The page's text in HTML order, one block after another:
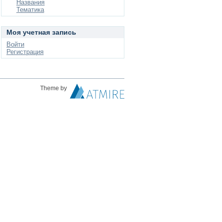
Названия
Тематика
Моя учетная запись
Войти
Регистрация
Theme by